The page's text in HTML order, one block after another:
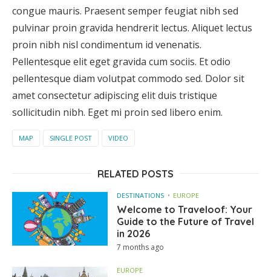
congue mauris. Praesent semper feugiat nibh sed
pulvinar proin gravida hendrerit lectus. Aliquet lectus
proin nibh nisl condimentum id venenatis.
Pellentesque elit eget gravida cum sociis. Et odio
pellentesque diam volutpat commodo sed. Dolor sit
amet consectetur adipiscing elit duis tristique
sollicitudin nibh. Eget mi proin sed libero enim.
MAP SINGLE POST VIDEO
RELATED POSTS
DESTINATIONS EUROPE
Welcome to Traveloof: Your
Guide to the Future of Travel
in 2026
7 months ago
EUROPE